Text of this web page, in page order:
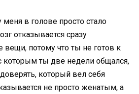
меня в голове просто стало
отказывается сразу
вещи, потому что ты не готов к
которым ты две недели общался,
который вел себя
не просто женатым, а